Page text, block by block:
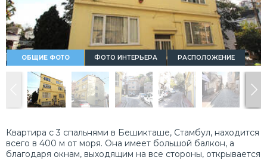
ОБЩИЕ ФОТО ФОТО ИНТЕРЬЕРА РАСПОЛОЖЕНИЕ
Квартира с 3 спальнями в Бешикташе, Стамбул, находится
всего в 400 м от моря. Она имеет большой балкон, а
благодаря окнам, выходящим на все стороны, открывается